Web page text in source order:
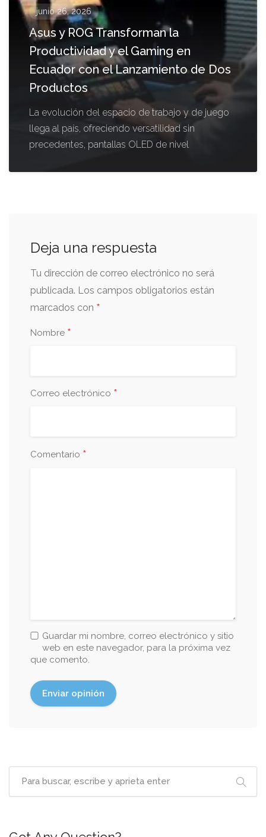
junio 26, 2026
Asus y ROG Transforman la
Productividad y el Gaming en
Ecuador con el Lanzamiento de Dos
Productos
La evolución del espacio de trabajo y de juego
llega al país, ofreciendo versatilidad sin
precedentes, pantallas OLED de nivel
Deja una respuesta
Tu dirección de correo electrónico no será
publicada. Los campos obligatorios están
marcados con *
Nombre *
Correo electrónico *
Comentario *
Guardar mi nombre, correo electrónico y sitio
web en este navegador, para la próxima vez
que comento.